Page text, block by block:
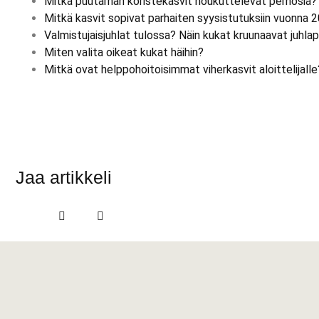
Mitkä kasvit sopivat parhaiten syysistutuksiin vuonna
Valmistujaisjuhlat tulossa? Näin kukat kruunaavat
Miten valita oikeat kukat häihin?
Mitkä ovat helppohoitoisimmat viherkasvit
Jaa artikkeli